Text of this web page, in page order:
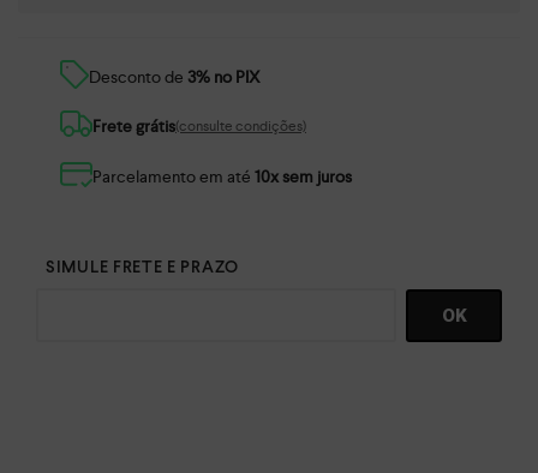
Desconto de 3% no PIX
Frete grátis(consulte condições)
Parcelamento em até 10x sem juros